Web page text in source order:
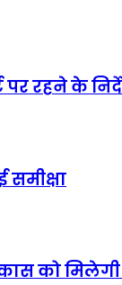
पर रहने के
समीक्षा
को